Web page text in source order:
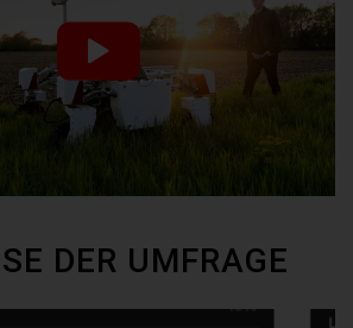
DER UMFRAGE